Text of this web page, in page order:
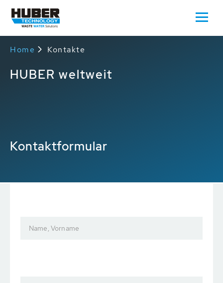
Home Kontakte
HUBER weltweit
Kontaktformular
Name, Vorname